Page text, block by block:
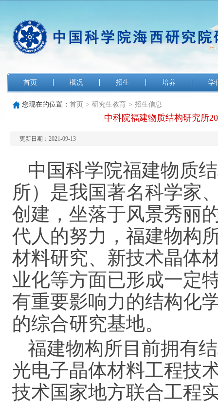
首页 概况 招生 培养 学
您现在的位置： 首页 > 研究生教育 > 招生信息
中科院福建物质结构研究所
更新日期：2021-09-13
中国科学院福建物质
所）是我国著名科学家
创建，坐落于风景秀丽
代人的努力，福建物构
材料研究、新技术晶体
业化等方面已形成一定
有重要影响力的结构化
的综合研究基地。
福建物构所目前拥有
光电子晶体材料工程技
技术国家地方联合工程